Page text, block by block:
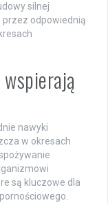
silnej
przez odpowiednią
nawyki
w okresach
są kluczowe dla